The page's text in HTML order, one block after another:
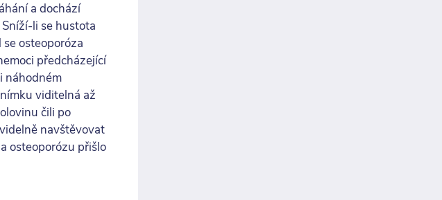
a dochází
li se hustota
osteoporóza
předcházející
náhodném
viditelná až
čili po
navštěvovat
osteoporózu přišlo